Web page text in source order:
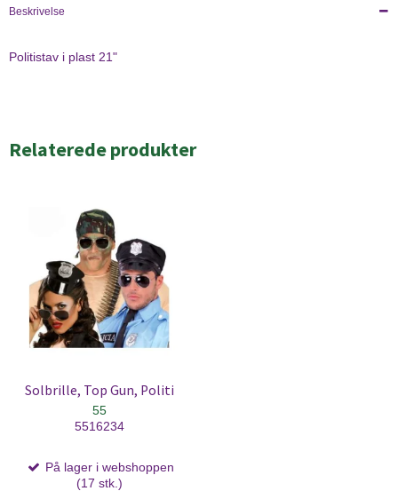
Beskrivelse
Politistav i plast 21"
Relaterede produkter
Solbrille, Top Gun, Politi
55
5516234
På lager i webshoppen
(17 stk.)